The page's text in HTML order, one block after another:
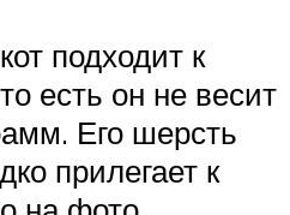
подходит к
есть он не весит
Его шерсть
прилегает к